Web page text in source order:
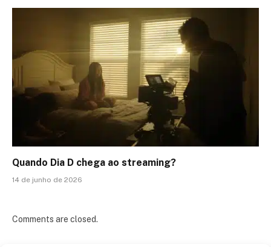
Quando Dia D chega ao streaming?
14 de junho de 2026
Comments are closed.